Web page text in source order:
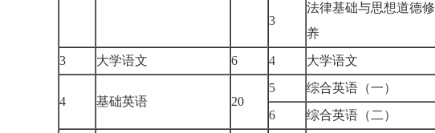
3
法律基础与思想道德修
养
3 大学语文 6 4 大学语文
4 基础英语 20
5 综合英语（一）
6
综合英语（二）